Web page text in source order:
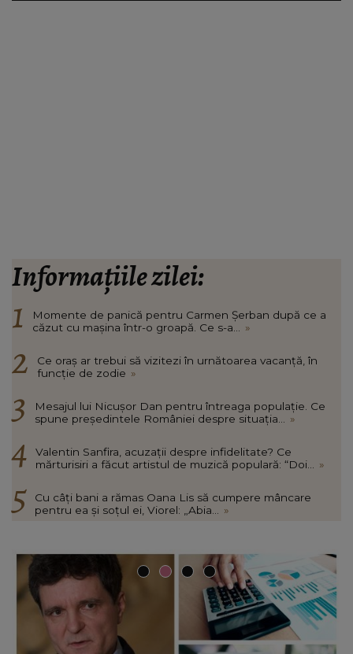
Informațiile zilei:
Momente de panică pentru Carmen Șerban după ce a
căzut cu mașina într-o groapă. Ce s-a... »
Ce oraș ar trebui să vizitezi în urnătoarea vacanță, în
funcție de zodie »
Mesajul lui Nicușor Dan pentru întreaga populație. Ce
spune președintele României despre situația... »
Valentin Sanfira, acuzații despre infidelitate? Ce
mărturisiri a făcut artistul de muzică populară: “Doi... »
Cu câți bani a rămas Oana Lis să cumpere mâncare
pentru ea și soțul ei, Viorel: „Abia... »